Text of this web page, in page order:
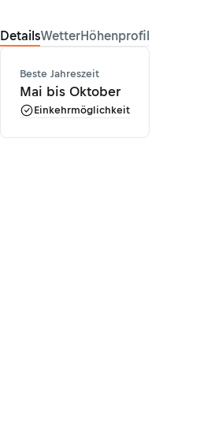
DetailsWetterHöhenprofil
Beste Jahreszeit
Mai bis Oktober
Einkehrmöglichkeit